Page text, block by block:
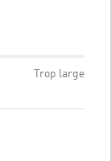
Trop large